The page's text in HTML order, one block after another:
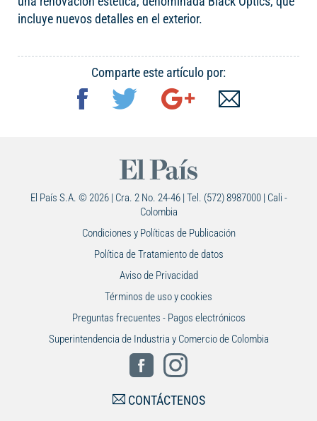
incluye nuevos detalles en el exterior.
Comparte este artículo por:
El País S.A. © 2026 | Cra. 2 No. 24-46 | Tel. (572) 8987000 | Cali -
Colombia
Condiciones y Políticas de Publicación
Política de Tratamiento de datos
Aviso de Privacidad
Términos de uso y cookies
Preguntas frecuentes - Pagos electrónicos
Superintendencia de Industria y Comercio de Colombia
CONTÁCTENOS